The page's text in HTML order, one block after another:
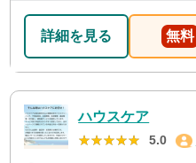
詳細を見る 無料
ハウスケア
★★★★★
★★★★★ 5.0